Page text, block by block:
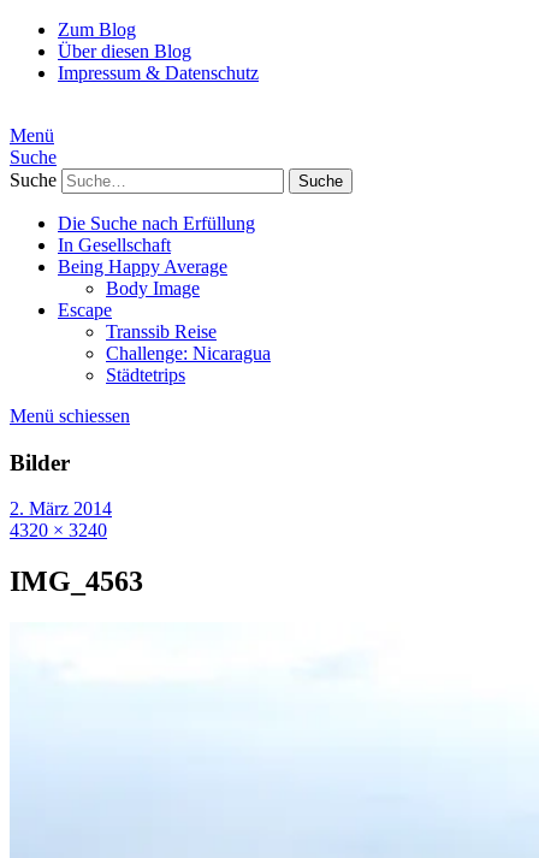
Zum Blog
Über diesen Blog
Impressum & Datenschutz
Menü
Suche
Suche
Die Suche nach Erfüllung
In Gesellschaft
Being Happy Average
Body Image
Escape
Transsib Reise
Challenge: Nicaragua
Städtetrips
Menü schiessen
Bilder
2. März 2014
4320 × 3240
IMG_4563